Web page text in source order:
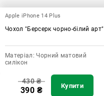
Apple iPhone 14 Plus
Чохол "Берсерк чорно-білий арт"
Матеріал: Чорний матовий
силікон
430₴
390 ₴ Купити